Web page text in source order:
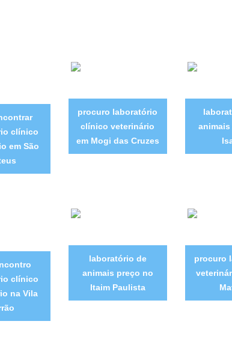
clínico
em São
procuro laboratório
clínico veterinário
em Mogi das Cruzes
animais
clínico
na Vila
laboratório de
animais preço no
Itaim Paulista
procuro